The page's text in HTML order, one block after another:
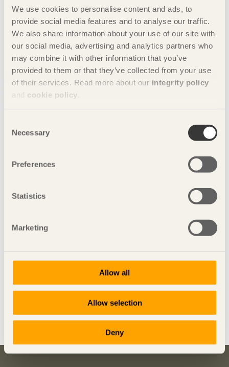
We use cookies to personalise content and ads, to
provide social media features and to analyse our traffic.
We also share information about your use of our site with
our social media, advertising and analytics partners who
may combine it with other information that you’ve
provided to them or that they’ve collected from your use
of their services. Read more about our integrity policy
and cookie policy
Selection
Necessary
Preferences
Statistics
Marketing
Allow all
Allow selection
Deny
För mer information:
Johan Fröbel, chef teknik och distribution, Svenskt Trä
+46 8 762 79 68,johan.frobel@svenskttra.se
Presskontakt:
Camilla Carlsson, kommunikationschef, Svenskt Trä
+46 8 762 79 65,camilla.carlsson@svenskttra.se
Nyckelord
bygga hemma
sommarprojekt
Svenskt Trä trä träbyggande
träbyggindustrin
Dela denna sida: